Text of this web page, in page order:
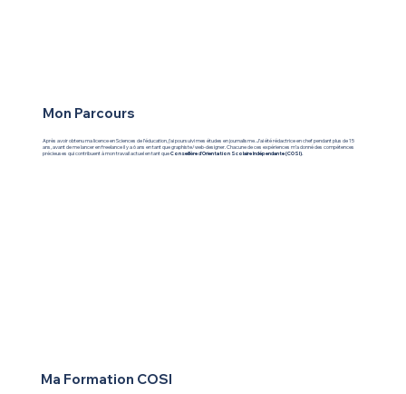
Après avoir obtenu ma licence en Sciences de l’éducation, j’ai poursuivi mes études en journalisme. J’ai été rédactrice en chef pendant plus de 15
ans, avant de me lancer en freelance il y a 6 ans en tant que graphiste/web-designer. Chacune de ces expériences m’a donné des compétences
précieuses qui contribuent à mon travail actuel en tant queConseillère d’Orientation Scolaire Indépendante (COSI).
Mon Parcours
Ma Formation COSI